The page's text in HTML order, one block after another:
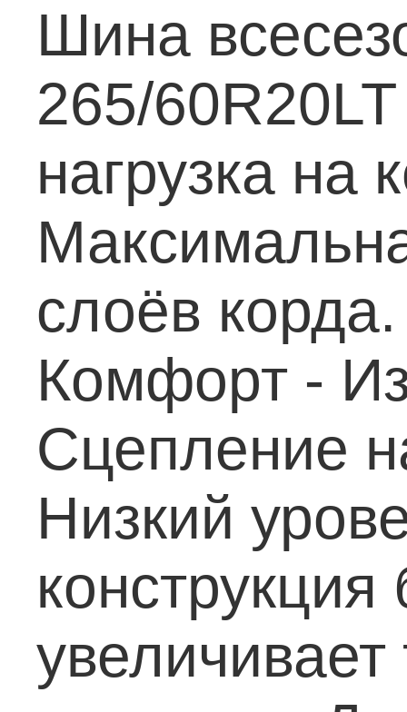
Шина
265/
нагрузка на
слоёв
Комфорт -
Сцепление
Низкий
увеличивает